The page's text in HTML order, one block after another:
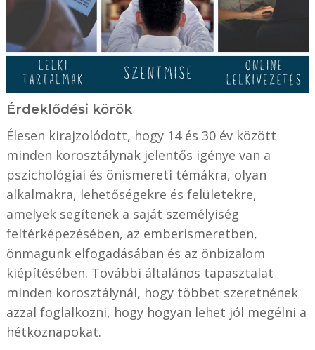
Érdeklődési körök
Élesen kirajzolódott, hogy 14 és 30 év között
minden korosztálynak jelentős igénye van a
pszichológiai és önismereti témákra, olyan
alkalmakra, lehetőségekre és felületekre,
amelyek segítenek a saját személyiség
feltérképezésében, az emberismeretben,
önmagunk elfogadásában és az önbizalom
kiépítésében. További általános tapasztalat
minden korosztálynál, hogy többet szeretnének
azzal foglalkozni, hogy hogyan lehet jól megélni a
hétköznapokat.